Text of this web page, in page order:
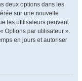
deux options dans les
sur une nouvelle
les utilisateurs peuvent
Options par utilisateur ».
en jours et autoriser